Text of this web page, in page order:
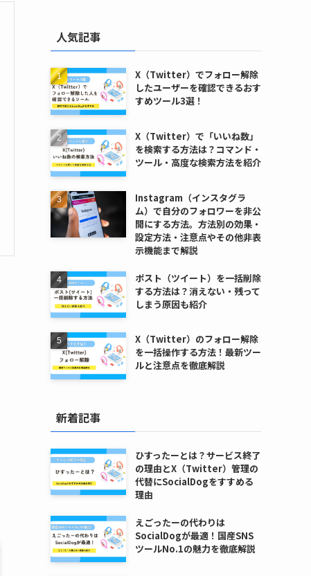
人気記事
X（Twitter）でフォロー解除
したユーザーを確認できるおす
すめツール3選！
X（Twitter）で「いいね数」
を検索する方法は？コマンド・
ツール・高度な検索方法を紹介
Instagram（インスタグラ
ム）で自分のフォロワーを非公
開にする方法。方法別の効果・
設定方法・注意点やその他非表
示機能まで解説
ポスト（ツイート）を一括削除
する方法は？消えない・残って
しまう原因も紹介
X（Twitter）のフォロー解除
を一括操作する方法！最新ツー
ルと注意点を徹底解説
新着記事
ひすったーとは？サービス終了
の理由とX（Twitter）管理の
代替にSocialDogをすすめる
理由
えごったーの代わりは
SocialDogが最適！国産SNS
ツールNo.1の魅力を徹底解説